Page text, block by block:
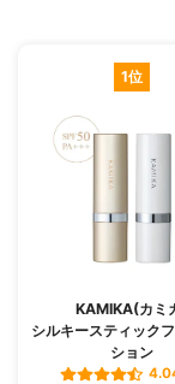
1位
KAMIKA(カミ
シルキースティック
ション